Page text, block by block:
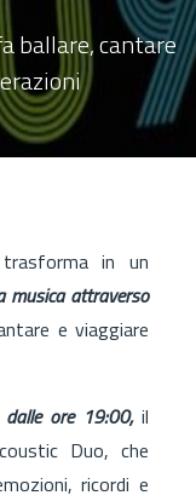
ballare, cantare
in un
musica attraverso
e viaggiare
ore 19:00,il
Duo, che
ricordi e